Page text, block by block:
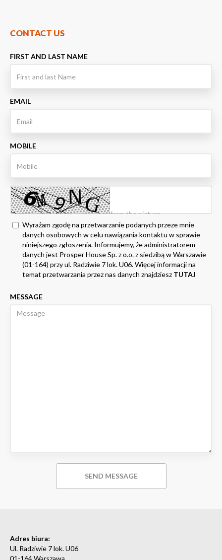
CONTACT US
FIRST AND LAST NAME
EMAIL
MOBILE
Wyrażam zgodę na przetwarzanie podanych przeze mnie
danych osobowych w celu nawiązania kontaktu w sprawie
niniejszego zgłoszenia. Informujemy, że administratorem
danych jest Prosper House Sp. z o.o. z siedzibą w Warszawie
(01-164) przy ul. Radziwie 7 lok. U06. Więcej informacji na
temat przetwarzania przez nas danych znajdziesz TUTAJ
MESSAGE
Adres biura:
Ul. Radziwie 7 lok. U06
01-164 Warszawa